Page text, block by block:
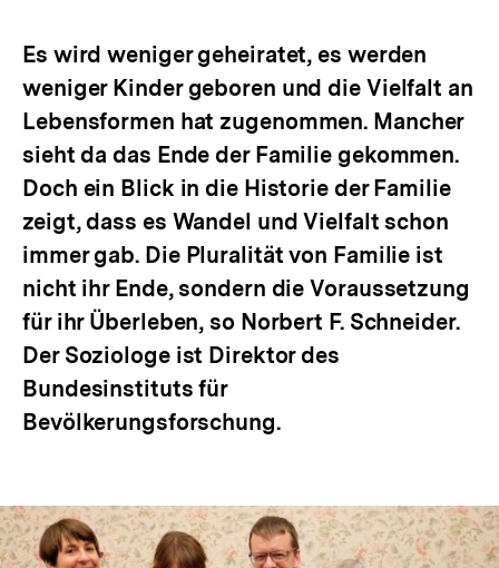
Es wird weniger geheiratet, es werden
weniger Kinder geboren und die Vielfalt an
Lebensformen hat zugenommen. Mancher
sieht da das Ende der Familie gekommen.
Doch ein Blick in die Historie der Familie
zeigt, dass es Wandel und Vielfalt schon
immer gab. Die Pluralität von Familie ist
nicht ihr Ende, sondern die Voraussetzung
für ihr Überleben, so Norbert F. Schneider.
Der Soziologe ist Direktor des
Bundesinstituts für
Bevölkerungsforschung.